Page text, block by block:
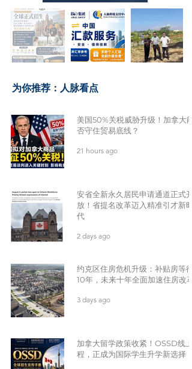
​为你推荐：人脉看点
美国50%关税威胁升级！加拿大能
否守住贸易底线？
21 hours ago
安省全新永久居民申请通道正式开
放！省提名改革迈入精准引才新时
代
2 days ago
约克区住房危机升级：补贴房等待
10年，未来十年全面加速住房改革
3 days ago
加拿大留学政策收紧！OSSD线上
程，正成为国际学生升学新选择